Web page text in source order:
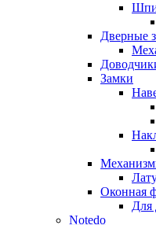
Дверные
Замки
Оконная
Для
Notedo